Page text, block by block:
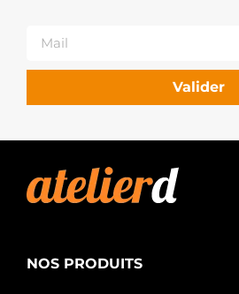
Valider
NOS PRODUITS